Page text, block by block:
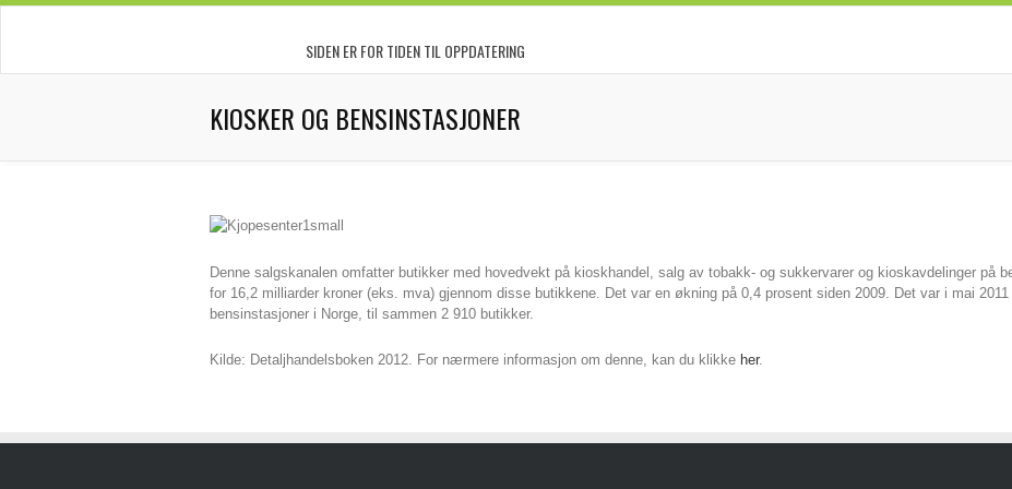
SIDEN ER FOR TIDEN TIL OPPDATERING
KIOSKER OG BENSINSTASJONER
Denne salgskanalen omfatter butikker med hovedvekt på kioskhandel, salg av tobakk- og sukkervarer og kioskavdelinger på
for 16,2 milliarder kroner (eks. mva) gjennom disse butikkene. Det var en økning på 0,4 prosent siden 2009. Det var i mai
bensinstasjoner i Norge, til sammen 2 910 butikker.
Kilde: Detaljhandelsboken 2012. For nærmere informasjon om denne, kan du klikke her.